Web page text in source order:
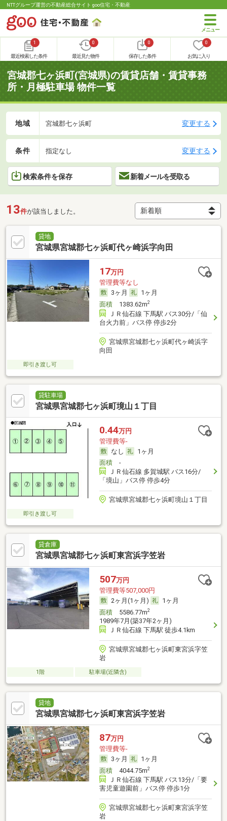
NTTグループ運営の不動産総合サイト goo住宅・不動産
1
最近検索した条件
0
最近見た物件
0
保存した条件
0
お気に入り
宮城郡七ヶ浜町(宮城県)の賃貸店舗・賃貸事務
所・月極駐車場 物件一覧
地域 宮城郡七ヶ浜町 変更する
条件 指定なし 変更する
検索条件を保存 新着メールを受取る
13件が該当しました。
貸地
宮城県宮城郡七ヶ浜町代ヶ崎浜字向田
17万円
管理費等なし
3ヶ月
1ヶ月
面積1383.62m2
ＪＲ仙石線 下馬駅 バス30分/「仙
台火力前」バス停 停歩2分
宮城県宮城郡七ヶ浜町代ヶ崎浜字
向田
即引き渡し可
貸駐車場
宮城県宮城郡七ヶ浜町境山１丁目
0.44万円
管理費等-
なし
1ヶ月
面積-
ＪＲ仙石線 多賀城駅 バス16分/
「境山」バス停 停歩4分
宮城県宮城郡七ヶ浜町境山１丁目
即引き渡し可
貸倉庫
宮城県宮城郡七ヶ浜町東宮浜字笠岩
507万円
管理費等507,000円
2ヶ月(1ヶ月)
1ヶ月
面積5586.77m2
1989年7月(築37年2ヶ月)
ＪＲ仙石線 下馬駅 徒歩4.1km
宮城県宮城郡七ヶ浜町東宮浜字笠
岩
1階 駐車場(近隣含)
貸地
宮城県宮城郡七ヶ浜町東宮浜字笠岩
87万円
管理費等-
3ヶ月
1ヶ月
面積4044.75m2
ＪＲ仙石線 下馬駅 バス13分/「要
害児童遊園前」バス停 停歩1分
宮城県宮城郡七ヶ浜町東宮浜字笠
岩